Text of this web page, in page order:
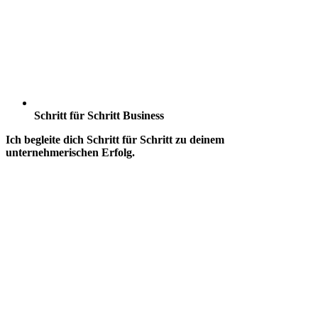
Schritt für Schritt Business
Ich begleite dich Schritt für Schritt zu deinem
unternehmerischen Erfolg.